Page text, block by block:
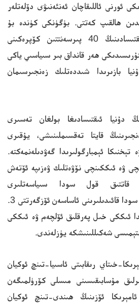
ئورنى ئاللىقاچان ئەنئەنىۋى دۆلەتلەر
ھالقىپ كەتتى. بۈگۈنكى كۈندە بۇ
ئىككى دۆلەت دۇنيا ئىقتىسادىنىڭ 40 پىرسەنتتىن كۆپرەكىنى
ھەر قانداق بىر سىياسىي ياكى
بازىرىدا شىددەتلىك زەنجىرسىمان
دۇنيا ئىقتىسادىغا بولغان تەسىرى
قايتا تەقسىملىنىشى، يۇقىرى
ئېمبارگولىرىدا گەۋدىلەنمەكتە.
ۋە ئىككىنچى نۆۋەتلىك ۋەزىپە ئۆتەش
قاتتىق قول سودا سىياسەتلىرى
يەرشارىلىشىشنىڭ ئەركىن سودا قائىدىلىرىنى ئاساسەن ئۆزگەرتتى 3.
ئىككى خىل پەرقلىق ئۆلچەم ۋە ئىككى
شەكىللىنىشكە يۈزلەندى.
خىتاي رىقابىتى ئاسىيا-تىنچ ئوكيان
مۇسابىقىسىنى مىسلى كۆرۈلمىگەن
ئامېرىكا ئۆزىنىڭ ھىندى-تىنچ ئوكيان